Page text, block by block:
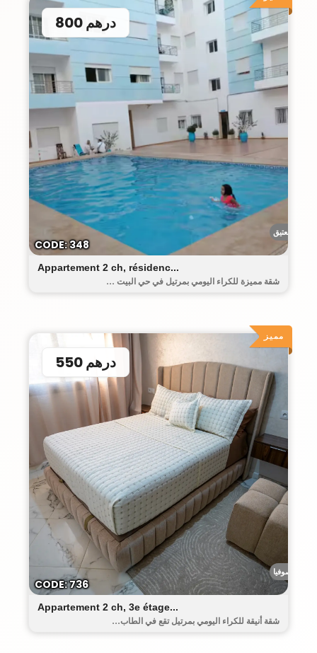
البيت العتيق
Appartement 2 ch, résidenc...
800 درهم
شقة مميزة للكراء اليومي بمرتيل في حي البيت ...
CODE: 348
مميز
رياض صوفيا
Appartement 2 ch, 3e étage...
550 درهم
شقة أنيقة للكراء اليومي بمرتيل تقع في الطاب...
CODE: 736